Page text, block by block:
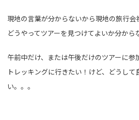
現地の言葉が分からないから現地の旅行会
どうやってツアーを見つけてよいか分から
午前中だけ、または午後だけのツアーに参
トレッキングに行きたい！けど、どうして
い。。。